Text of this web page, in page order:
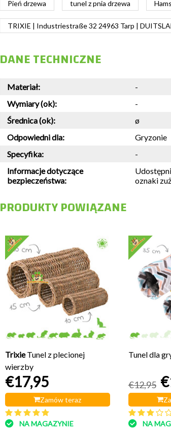
Pień drzewa tunel z pnia drzewa
TRIXIE | Industriestraße 32 24963 Tarp |
DANE TECHNICZNE
Materiał:
-
Wymiary (ok):
-
Średnica (ok):
ø
Odpowiedni dla:
Gryzonie
Specyfika:
-
Informacje dotyczące
bezpieczeństwa:
oznaki
PRODUKTY POWIĄZANE
Trixie Tunel z plecionej
wierzby
€17,95
Zamów teraz
NA MAGAZYNIE
Tunel dla
€12,95
NA